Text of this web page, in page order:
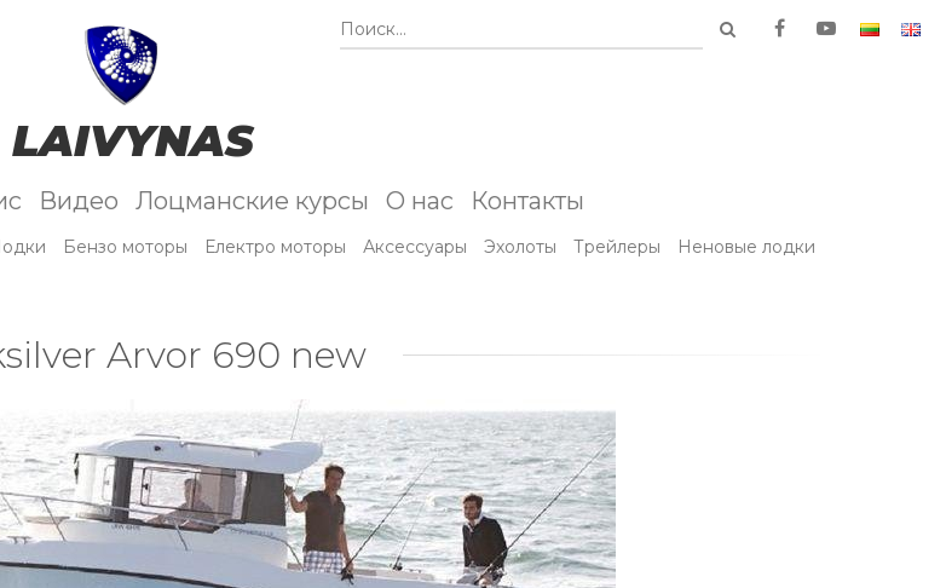
Поиск...
LAIVYNAS
Видео Лоцманские курсы О нас Контакты
Бензо моторы Електро моторы Аксессуары Эхолоты Трейлеры Неновые лодки
Arvor 690 new